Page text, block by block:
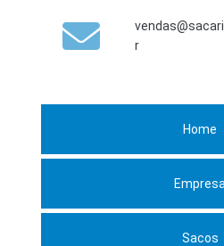
r
Home
Empresa
Sacos